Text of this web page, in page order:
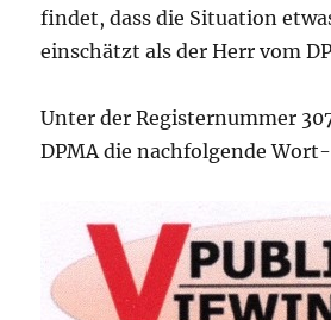
findet, dass die Situation
einschätzt als der Herr vom
Unter der Registernummer
DPMA die nachfolgende